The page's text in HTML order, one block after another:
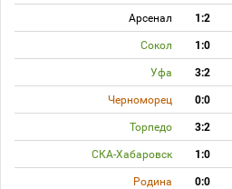
Арсенал 1:2
Сокол 1:0
Уфа 3:2
Черноморец 0:0
Торпедо 3:2
СКА-Хабаровск 1:0
Родина 0:0